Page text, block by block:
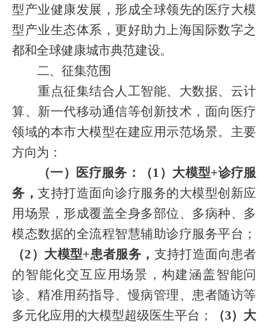
型产业健康发展，形成全球领先的医疗大模
型产业生态体系，更好助力上海国际数字之
都和全球健康城市典范建设。
二、征集范围
重点征集结合人工智能、大数据、云计
算、新一代移动通信等创新技术，面向医疗
领域的本市大模型在建应用示范场景。主要
方向为：
（一）医疗服务：（1）大模型+诊疗服
务，支持打造面向诊疗服务的大模型创新应
用场景，形成覆盖全身多部位、多病种、多
模态数据的全流程智慧辅助诊疗服务平台；
（2）大模型+患者服务， 支持打造面向患者
的智能化交互应用场景，构建涵盖智能问
诊、精准用药指导、慢病管理、患者随访等
多元化应用的大模型超级医生平台；
（3）大